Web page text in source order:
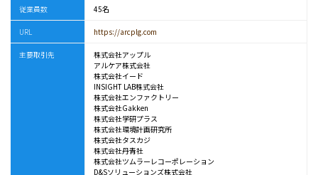
従業員数 45名
URL https://arcplg.com
主要取引先
株式会社アップル
アルケア株式会社
株式会社イード
INSIGHT LAB株式会社
株式会社エンファクトリー
株式会社Gakken
株式会社学研プラス
株式会社環境計画研究所
株式会社タスカジ
株式会社丹青社
株式会社ツムラーレコーポレーション
D&Sソリューションズ株式会社